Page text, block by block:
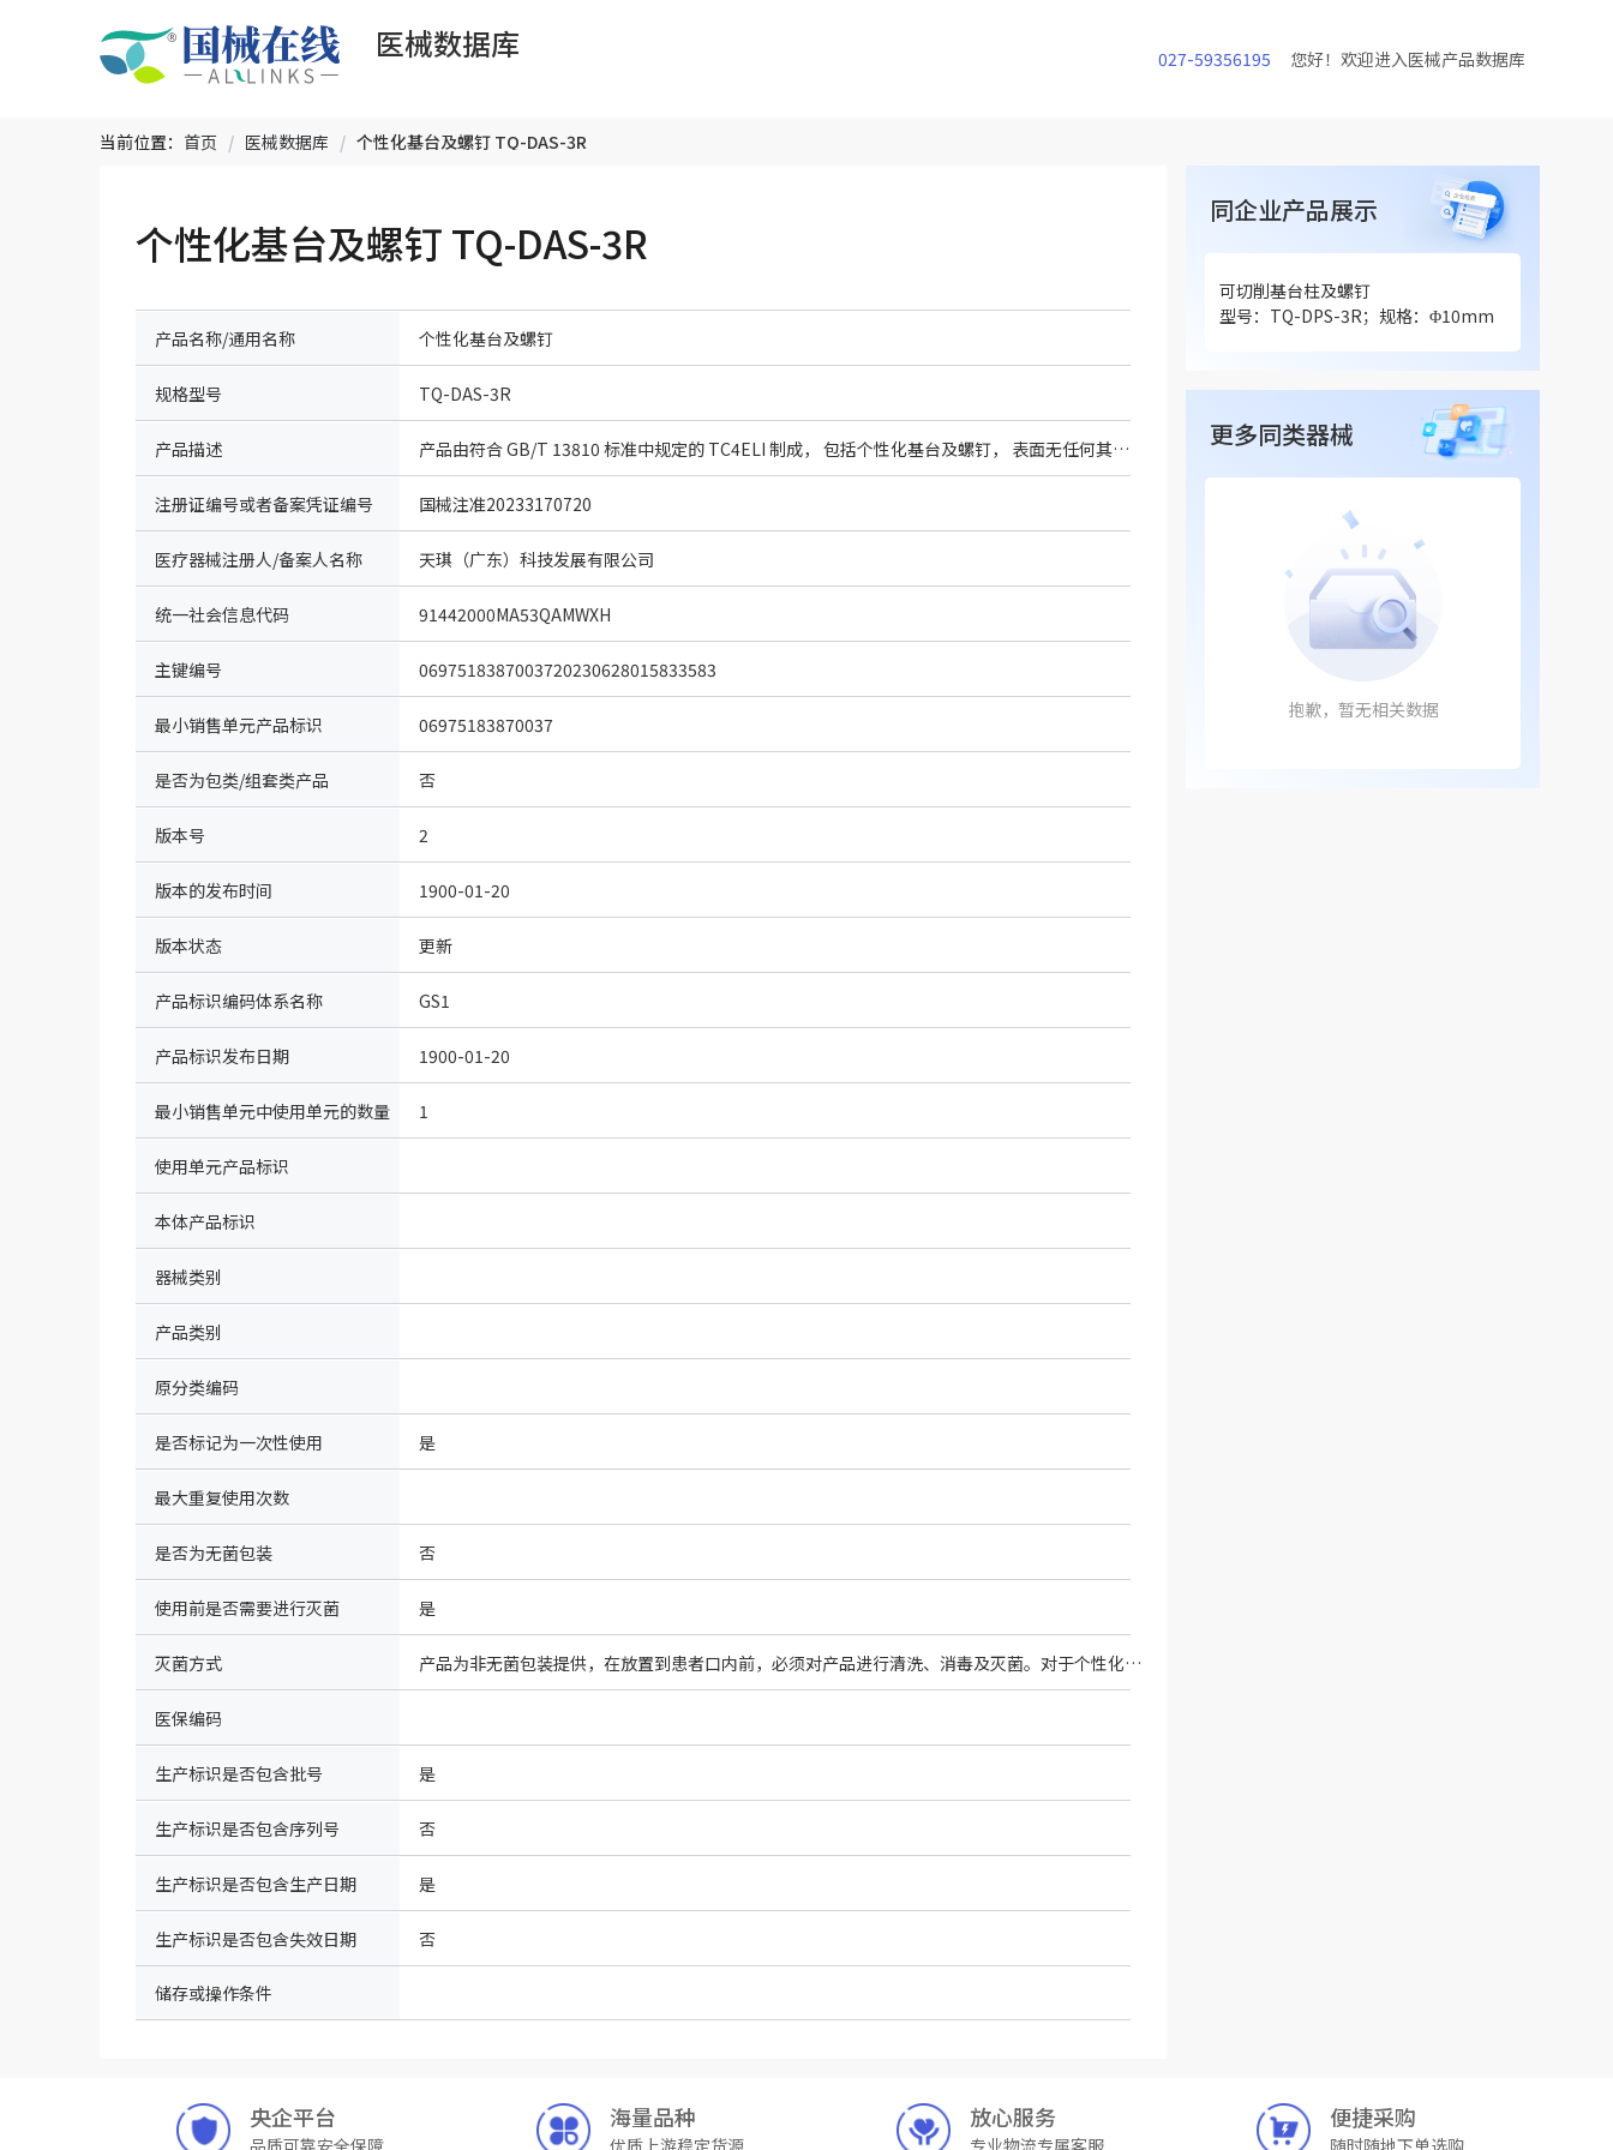
医械数据库 027-59356195 您好！欢迎进入医械产品数据库
当前位置： 首页 / 医械数据库 / 个性化基台及螺钉 TQ-DAS-3R
个性化基台及螺钉 TQ-DAS-3R
产品名称/通用名称 个性化基台及螺钉
规格型号 TQ-DAS-3R
产品描述 产品由符合 GB/T 13810 标准中规定的 TC4ELI 制成， 包括个性化基台及螺钉， 表面无任何其他处理。产品经过CNC数控机床加工或CAD/CAM 加工成型， 与种植体连接部位分为内三角和内六角连接； 修复部分可个性化加工。产品一次性使用， 非无菌方式进行提供。
注册证编号或者备案凭证编号 国械注准20233170720
医疗器械注册人/备案人名称 天琪（广东）科技发展有限公司
统一社会信息代码 91442000MA53QAMWXH
主键编号 0697518387003720230628015833583
最小销售单元产品标识 06975183870037
是否为包类/组套类产品 否
版本号 2
版本的发布时间 1900-01-20
版本状态 更新
产品标识编码体系名称
（IDcode）
GS1
产品标识发布日期 1900-01-20
最小销售单元中使用单元的数量 1
使用单元产品标识
本体产品标识
器械类别
产品类别
原分类编码
是否标记为一次性使用 是
最大重复使用次数
是否为无菌包装 否
使用前是否需要进行灭菌 是
灭菌方式 产品为非无菌包装提供，在放置到患者口内前，必须对产品进行清洗、消毒及灭菌。对于个性化基台及螺钉在使用前，建议按WS 310.2中规定方法进行灭菌，推荐如下方法进行清洗、消毒以及灭菌或者采用其他适宜方法
医保编码
生产标识是否包含批号 是
生产标识是否包含序列号 否
生产标识是否包含生产日期 是
生产标识是否包含失效日期 否
储存或操作条件
同企业产品展示
可切削基台柱及螺钉
型号：TQ-DPS-3R；规格：Φ10mm
更多同类器械
抱歉，暂无相关数据
央企平台
品质可靠安全保障
海量品种
优质上游稳定货源
放心服务
专业物流专属客服
便捷采购
随时随地下单选购